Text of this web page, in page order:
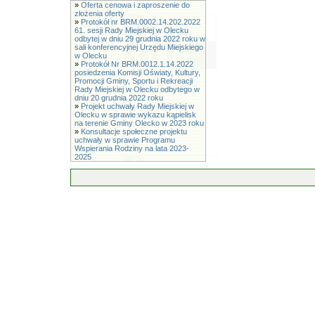
» Oferta cenowa i zaproszenie do
złożenia oferty
» Protokół nr BRM.0002.14.202.2022
61. sesji Rady Miejskiej w Olecku
odbytej w dniu 29 grudnia 2022 roku w
sali konferencyjnej Urzędu Miejskiego
w Olecku
» Protokół Nr BRM.0012.1.14.2022
posiedzenia Komisji Oświaty, Kultury,
Promocji Gminy, Sportu i Rekreacji
Rady Miejskiej w Olecku odbytego w
dniu 20 grudnia 2022 roku
» Projekt uchwały Rady Miejskiej w
Olecku w sprawie wykazu kąpielisk
na terenie Gminy Olecko w 2023 roku
» Konsultacje społeczne projektu
uchwały w sprawie Programu
Wspierania Rodziny na lata 2023-
2025